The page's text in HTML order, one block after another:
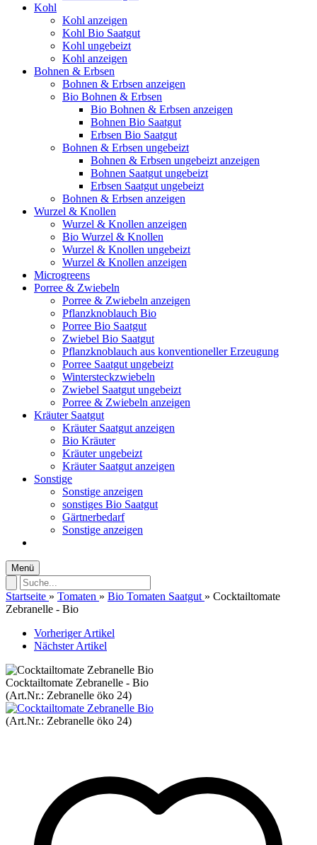
Kohl
Kohl anzeigen
Kohl Bio Saatgut
Kohl ungebeizt
Kohl anzeigen
Bohnen & Erbsen
Bohnen & Erbsen anzeigen
Bio Bohnen & Erbsen
Bio Bohnen & Erbsen anzeigen
Bohnen Bio Saatgut
Erbsen Bio Saatgut
Bohnen & Erbsen ungebeizt
Bohnen & Erbsen ungebeizt anzeigen
Bohnen Saatgut ungebeizt
Erbsen Saatgut ungebeizt
Bohnen & Erbsen anzeigen
Wurzel & Knollen
Wurzel & Knollen anzeigen
Bio Wurzel & Knollen
Wurzel & Knollen ungebeizt
Wurzel & Knollen anzeigen
Microgreens
Porree & Zwiebeln
Porree & Zwiebeln anzeigen
Pflanzknoblauch Bio
Porree Bio Saatgut
Zwiebel Bio Saatgut
Pflanzknoblauch aus konventioneller Erzeugung
Porree Saatgut ungebeizt
Wintersteckzwiebeln
Zwiebel Saatgut ungebeizt
Porree & Zwiebeln anzeigen
Kräuter Saatgut
Kräuter Saatgut anzeigen
Bio Kräuter
Kräuter ungebeizt
Kräuter Saatgut anzeigen
Sonstige
Sonstige anzeigen
sonstiges Bio Saatgut
Gärtnerbedarf
Sonstige anzeigen
Menü
Startseite » Tomaten » Bio Tomaten Saatgut » Cocktailtomate
Zebranelle - Bio
Vorheriger Artikel
Nächster Artikel
Cocktailtomate Zebranelle - Bio
(Art.Nr.: Zebranelle öko 24)
(Art.Nr.: Zebranelle öko 24)